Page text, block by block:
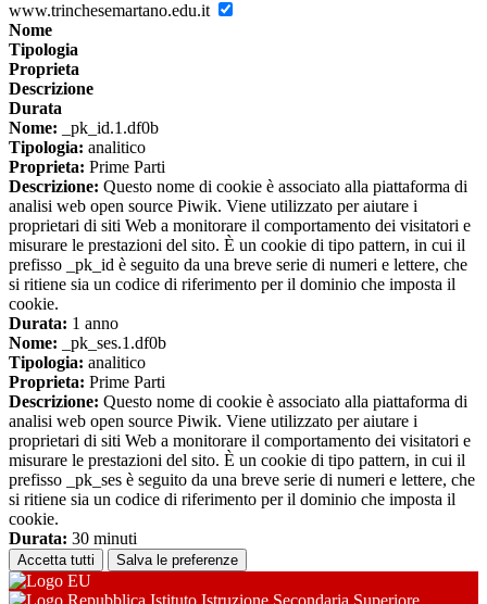
www.trinchesemartano.edu.it
Nome
Tipologia
Proprieta
Descrizione
Durata
Nome: _pk_id.1.df0b
Tipologia: analitico
Proprieta: Prime Parti
Descrizione: Questo nome di cookie è associato alla piattaforma di
analisi web open source Piwik. Viene utilizzato per aiutare i
proprietari di siti Web a monitorare il comportamento dei visitatori e
misurare le prestazioni del sito. È un cookie di tipo pattern, in cui il
prefisso _pk_id è seguito da una breve serie di numeri e lettere, che
si ritiene sia un codice di riferimento per il dominio che imposta il
cookie.
Durata: 1 anno
Nome: _pk_ses.1.df0b
Tipologia: analitico
Proprieta: Prime Parti
Descrizione: Questo nome di cookie è associato alla piattaforma di
analisi web open source Piwik. Viene utilizzato per aiutare i
proprietari di siti Web a monitorare il comportamento dei visitatori e
misurare le prestazioni del sito. È un cookie di tipo pattern, in cui il
prefisso _pk_ses è seguito da una breve serie di numeri e lettere, che
si ritiene sia un codice di riferimento per il dominio che imposta il
cookie.
Durata: 30 minuti
Accetta tutti Salva le preferenze
Istituto Istruzione Secondaria Superiore